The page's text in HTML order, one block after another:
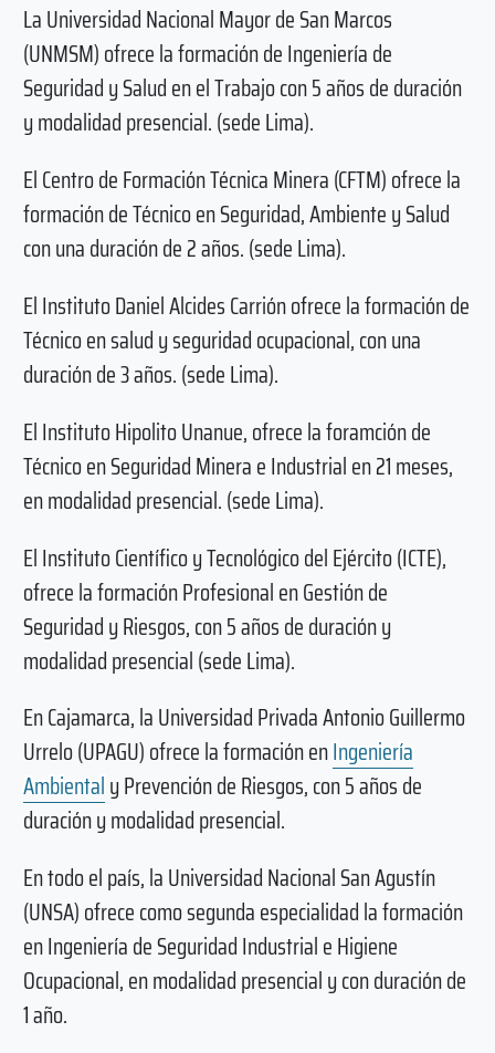
La Universidad Nacional Mayor de San Marcos
(UNMSM) ofrece la formación de Ingeniería de
Seguridad y Salud en el Trabajo con 5 años de duración
y modalidad presencial. (sede Lima).
El Centro de Formación Técnica Minera (CFTM) ofrece la
formación de Técnico en Seguridad, Ambiente y Salud
con una duración de 2 años. (sede Lima).
El Instituto Daniel Alcides Carrión ofrece la formación de
Técnico en salud y seguridad ocupacional, con una
duración de 3 años. (sede Lima).
El Instituto Hipolito Unanue, ofrece la foramción de
Técnico en Seguridad Minera e Industrial en 21 meses,
en modalidad presencial. (sede Lima).
El Instituto Científico y Tecnológico del Ejército (ICTE),
ofrece la formación Profesional en Gestión de
Seguridad y Riesgos, con 5 años de duración y
modalidad presencial (sede Lima).
En Cajamarca, la Universidad Privada Antonio Guillermo
Urrelo (UPAGU) ofrece la formación enIngeniería
Ambientaly Prevención de Riesgos, con 5 años de
duración y modalidad presencial.
En todo el país, la Universidad Nacional San Agustín
(UNSA) ofrece como segunda especialidad la formación
en Ingeniería de Seguridad Industrial e Higiene
Ocupacional, en modalidad presencial y con duración de
1 año.